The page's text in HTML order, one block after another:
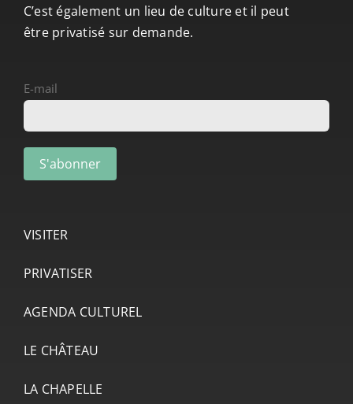
C’est également un lieu de culture et il peut
être privatisé sur demande.
E-mail
VISITER
PRIVATISER
AGENDA CULTUREL
LE CHÂTEAU
LA CHAPELLE